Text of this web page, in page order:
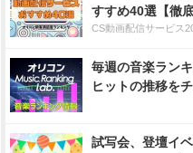
すすめ40選【徹底
CS動画配信サービス
毎週の音楽ランキ
ヒットの推移を
試写会、登壇イ